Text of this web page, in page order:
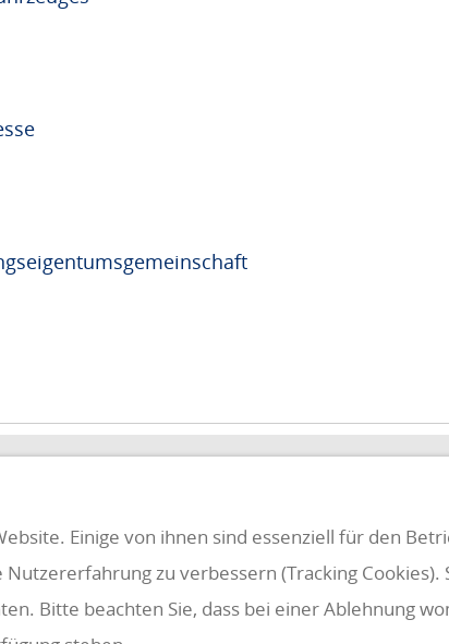
Klientenbereich
Disclaimer
Einige von ihnen sind essenziell für den
zu verbessern (Tracking Cookies).
Bitte beachten Sie, dass bei einer Ablehnung